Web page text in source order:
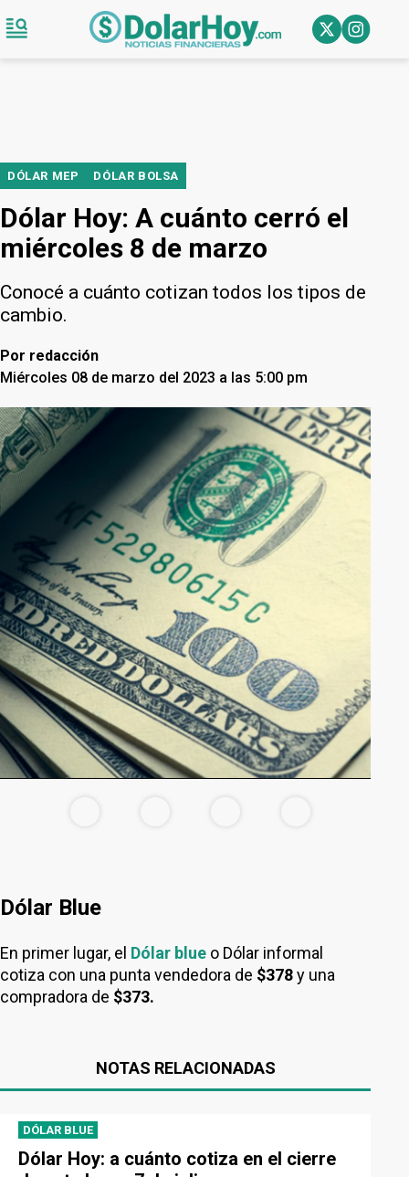
DÓLAR MEP DÓLAR BOLSA
Dólar Hoy: A cuánto cerró el
miércoles 8 de marzo
Conocé a cuánto cotizan todos los tipos de
cambio.
Por redacción
Miércoles 08 de marzo del 2023 a las 5:00 pm
Dólar Blue
En primer lugar, el Dólar blue o Dólar informal
cotiza con una punta vendedora de $378y una
compradora de $373.
NOTAS RELACIONADAS
DÓLAR BLUE
Dólar Hoy: a cuánto cotiza en el cierre